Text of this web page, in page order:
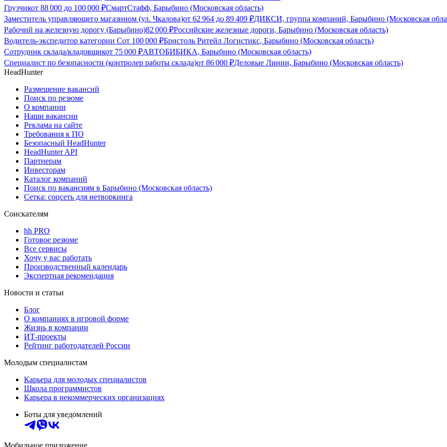
Грузчикот 88 000 до 100 000 ₽СмартСтафф, Барыбино (Московская область)
Заместитель управляющего магазином (ул. Чкалова)от 62 964 до 89 409 ₽ДИКСИ, группа компаний, Барыбино (Московская
Рабочий на железную дорогу (Барыбино)82 000 ₽Российские железные дороги, Барыбино (Московская область)
Водитель-экспедитор категории Сот 100 000 ₽Бристоль Ритейл Логистикс, Барыбино (Московская область)
Сотрудник склада/кладовщикот 75 000 ₽АВТОБИБИКА, Барыбино (Московская область)
Специалист по безопасности (контролер работы склада)от 86 000 ₽Деловые Линии, Барыбино (Московская область)
HeadHunter
Размещение вакансий
Поиск по резюме
О компании
Наши вакансии
Реклама на сайте
Требования к ПО
Безопасный HeadHunter
HeadHunter API
Партнерам
Инвесторам
Каталог компаний
Поиск по вакансиям в Барыбино (Московская область)
Сетка: соцсеть для нетворкинга
Соискателям
hh PRO
Готовое резюме
Все сервисы
Хочу у вас работать
Производственный календарь
Экспертная рекомендация
Новости и статьи
Блог
О компаниях в игровой форме
Жизнь в компании
ИТ-проекты
Рейтинг работодателей России
Молодым специалистам
Карьера для молодых специалистов
Школа программистов
Карьера в некоммерческих организациях
Боты для уведомлений